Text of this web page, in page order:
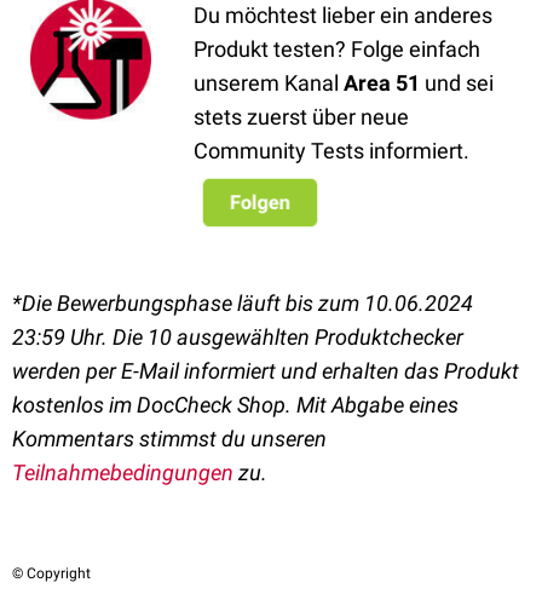
Du möchtest lieber ein anderes
Produkt testen? Folge einfach
unserem Kanal Area 51 und sei
stets zuerst über neue
Community Tests informiert.
*Die Bewerbungsphase läuft bis zum 10.06.2024
23:59 Uhr. Die 10 ausgewählten Produktchecker
werden per E-Mail informiert und erhalten das Produkt
kostenlos im DocCheck Shop. Mit Abgabe eines
Kommentars stimmst du unseren
Teilnahmebedingungen zu.
© Copyright